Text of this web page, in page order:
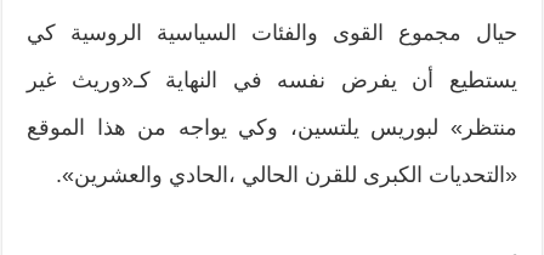
حيال مجموع القوى والفئات السياسية الروسية كي
يستطيع أن يفرض نفسه في النهاية كـ«وريث غير
منتظر» لبوريس يلتسين، وكي يواجه من هذا الموقع
«التحديات الكبرى للقرن الحالي ،الحادي والعشرين».